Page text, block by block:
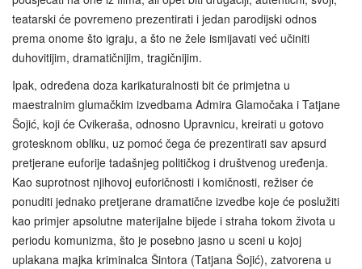
teatarski će povremeno prezentirati i jedan parodijski odnos
prema onome što igraju, a što ne žele ismijavati već učiniti
duhovitijim, dramatičnijim, tragičnijim.
Ipak, određena doza karikaturalnosti bit će primjetna u
maestralnim glumačkim izvedbama Admira Glamočaka i Tatjane
Šojić, koji će Cvikeraša, odnosno Upravnicu, kreirati u gotovo
grotesknom obliku, uz pomoć čega će prezentirati sav apsurd
pretjerane euforije tadašnjeg političkog i društvenog uređenja.
Kao suprotnost njihovoj euforičnosti i komičnosti, režiser će
ponuditi jednako pretjerane dramatične izvedbe koje će poslužiti
kao primjer apsolutne materijalne bijede i straha tokom života u
periodu komunizma, što je posebno jasno u sceni u kojoj
uplakana majka kriminalca Šintora (Tatjana Šojić), zatvorena u